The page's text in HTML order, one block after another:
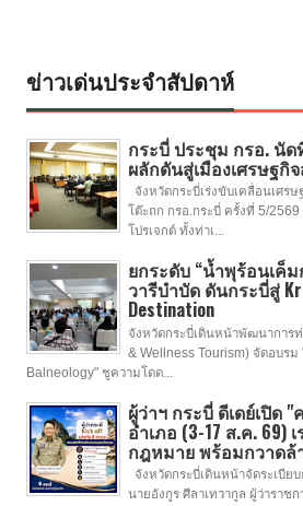
ข่าวเด่นประจำสัปดาห์
กระบี่ ประชุม กรอ. นั
ผลักดันสู่เมืองเศรษฐกิ
จังหวัดกระบี่เร่งขับเคลื่อนเศรษ
โต๊ะถก กรอ.กระบี่ ครั้งที่ 5/
โปรเจกต์ ทั้งท่าเ...
ยกระดับ “น้ำพุร้อนเค็
วารีบำบัด ดันกระบี่สู่
Destination
จังหวัดกระบี่เดินหน้าพัฒนาการ
& Wellness Tourism) จัดอบรม
Balneology" ชูความโดด...
ผู้ว่าฯ กระบี่ ดีเดย์เปิด
อำเภอ (3-17 ส.ค. 69)
กฎหมาย พร้อมกวาดล้
จังหวัดกระบี่เดินหน้าจัดระเบีย
นายอังกูร ศีลาเทวากูล ผู้ว่าราช